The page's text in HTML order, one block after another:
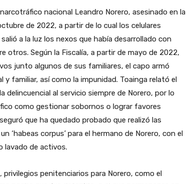
nacional Leandro Norero, asesinado en la
de 2022, a partir de lo cual los celulares
a la luz los nexos que había desarrollado con
otros. Según la Fiscalía, a partir de mayo de 2022,
junto algunos de sus familiares, el capo armó
familiar, así como la impunidad. Toainga relató el
delincuencial al servicio siempre de Norero, por lo
como gestionar sobornos o lograr favores
que ha quedado probado que realizó las
‘habeas corpus’ para el hermano de Norero, con el
lavado de activos.
penitenciarios para Norero, como el